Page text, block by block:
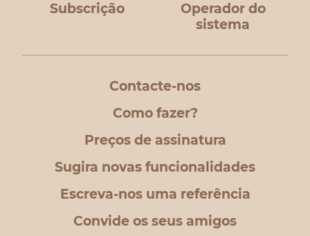
Subscrição
Operador do
sistema
Contacte-nos
Como fazer?
Preços de assinatura
Sugira novas funcionalidades
Escreva-nos uma referência
Convide os seus amigos